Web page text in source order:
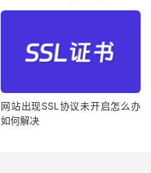
网站出现SSL协议未开启怎么办
如何解决